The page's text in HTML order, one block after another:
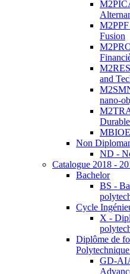
M2PPF
Fusion
and
nano-
Non
ND -
Catalogue 2018 -
Bachelor
BS -
Cycle
X -
Diplôme de
GD-